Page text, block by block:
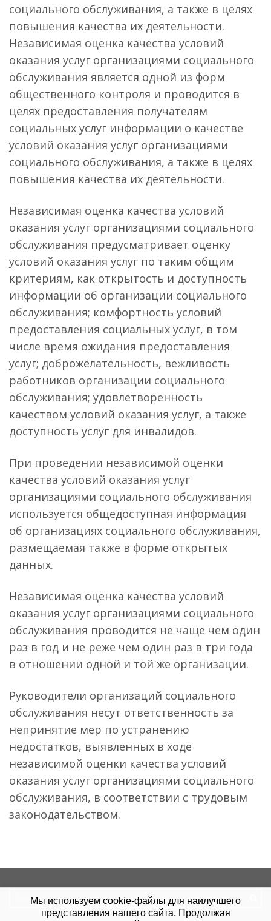
социального обслуживания, а также в целях
повышения качества их деятельности.
Независимая оценка качества условий
оказания услуг организациями социального
обслуживания является одной из форм
общественного контроля и проводится в
целях предоставления получателям
социальных услуг информации о качестве
условий оказания услуг организациями
социального обслуживания, а также в целях
повышения качества их деятельности.
Независимая оценка качества условий
оказания услуг организациями социального
обслуживания предусматривает оценку
условий оказания услуг по таким общим
критериям, как открытость и доступность
информации об организации социального
обслуживания; комфортность условий
предоставления социальных услуг, в том
числе время ожидания предоставления
услуг; доброжелательность, вежливость
работников организации социального
обслуживания; удовлетворенность
качеством условий оказания услуг, а также
доступность услуг для инвалидов.
При проведении независимой оценки
качества условий оказания услуг
организациями социального обслуживания
используется общедоступная информация
об организациях социального обслуживания,
размещаемая также в форме открытых
данных.
Независимая оценка качества условий
оказания услуг организациями социального
обслуживания проводится не чаще чем один
раз в год и не реже чем один раз в три года
в отношении одной и той же организации.
Руководители организаций социального
обслуживания несут ответственность за
непринятие мер по устранению
недостатков, выявленных в ходе
независимой оценки качества условий
оказания услуг организациями социального
обслуживания, в соответствии с трудовым
законодательством.
Search
for:
Мы используем cookie-файлы для наилучшего
представления нашего сайта. Продолжая